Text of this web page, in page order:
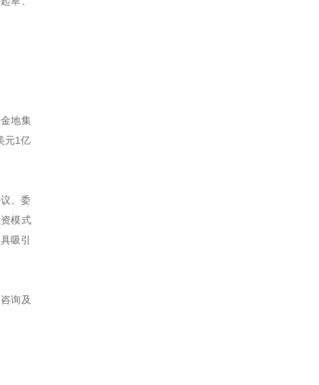
地集
元1亿
、委
模式
吸引
询及